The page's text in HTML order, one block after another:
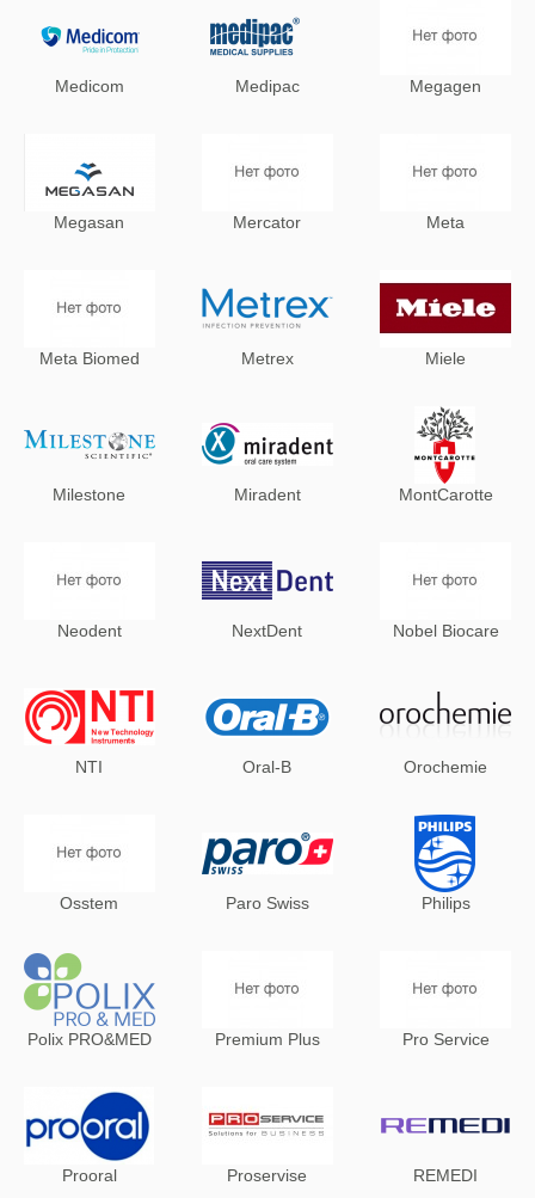
Medicom Medipac Megagen
Megasan Mercator Meta
Meta Biomed Metrex Miele
Milestone Miradent MontCarotte
Neodent NextDent Nobel Biocare
NTI Oral-B Orochemie
Osstem Paro Swiss Philips
Polix PRO&MED Premium Plus Pro Service
Prooral Proservise REMEDI